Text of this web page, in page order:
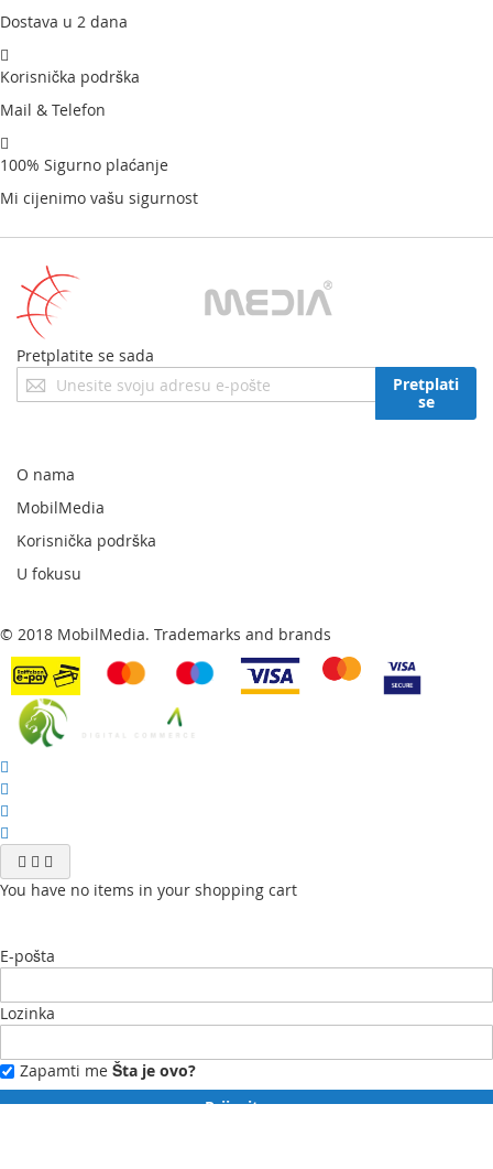
Dostava u 2 dana
Korisnička podrška
Mail & Telefon
100% Sigurno plaćanje
Mi cijenimo vašu sigurnost
Pretplatite se sada
Prijavite
se
newsletter:
Pretplati
se
O nama
MobilMedia
Korisnička podrška
U fokusu
© 2018 MobilMedia. Trademarks and brands
You have no items in your shopping cart
E-pošta
Lozinka
Zapamti me Šta je ovo?
Prijavite se